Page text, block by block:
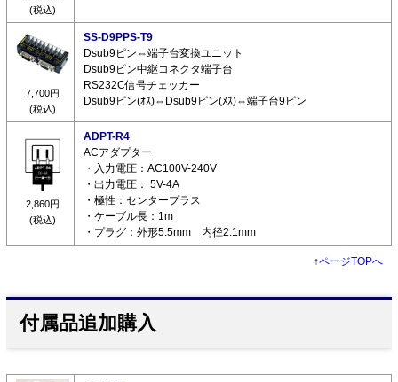
(税込)
7,700円
(税込)
SS-D9PPS-T9
Dsub9ピン⇔端子台変換ユニット
Dsub9ピン中継コネクタ端子台
RS232C信号チェッカー
Dsub9ピン(ｵｽ)⇔Dsub9ピン(ﾒｽ)⇔端子台9ピン
2,860円
(税込)
ADPT-R4
ACアダプター
・入力電圧：AC100V-240V
・出力電圧： 5V-4A
・極性：センタープラス
・ケーブル長：1m
・プラグ：外形5.5mm 内径2.1mm
↑ページTOPへ
付属品追加購入